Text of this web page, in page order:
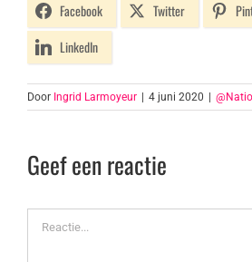
Facebook
Twitter
LinkedIn
Door Ingrid Larmoyeur 4 juni 2020
Geef een reactie